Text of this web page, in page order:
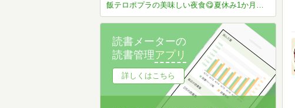
飯テロポプラの美味しい夜食😋夏休み1か月コメラン開催中！✨
読書メーターの
読書管理アプリ
詳しくはこちら